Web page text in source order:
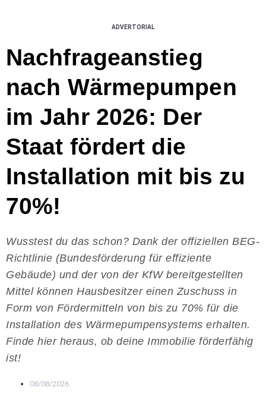
ADVERTORIAL
Nachfrageanstieg
nach Wärmepumpen
im Jahr 2026: Der
Staat fördert die
Installation mit bis zu
70%!
Wusstest du das schon? Dank der offiziellen BEG-
Richtlinie (Bundesförderung für effiziente
Gebäude) und der von der KfW bereitgestellten
Mittel können Hausbesitzer einen Zuschuss in
Form von Fördermitteln von bis zu 70% für die
Installation des Wärmepumpensystems erhalten.
Finde hier heraus, ob deine Immobilie förderfähig
ist!
08/08/2026